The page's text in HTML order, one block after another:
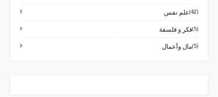
علم نفس (42)
فكر و فلسفة (5)
مال وأعمال (5)